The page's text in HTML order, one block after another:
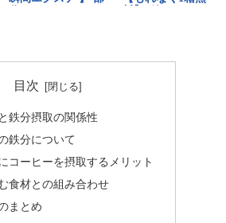
目次
鉄分摂取の関係性
鉄分について
コーヒーを摂取するメリット
食材との組み合わせ
まとめ